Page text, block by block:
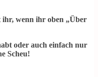
wenn ihr oben „Über
oder auch einfach nur
Scheu!